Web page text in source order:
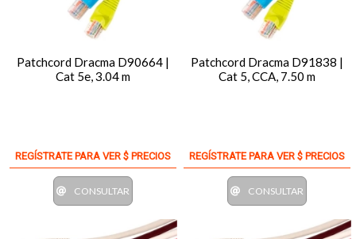
Patchcord Dracma D90664 |
Cat 5e, 3.04 m
REGÍSTRATE PARA VER $ PRECIOS
CONSULTAR
Patchcord Dracma D91838 |
Cat 5, CCA, 7.50 m
REGÍSTRATE PARA VER $ PRECIOS
CONSULTAR